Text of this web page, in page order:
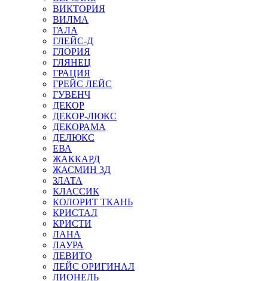
ВИКТОРИЯ
ВИЛМА
ГАЛА
ГЛЕЙС-Д
ГЛОРИЯ
ГЛЯНЕЦ
ГРАЦИЯ
ГРЕЙС ЛЕЙС
ГУВЕНЧ
ДЕКОР
ДЕКОР-ЛЮКС
ДЕКОРАМА
ДЕЛЮКС
ЕВА
ЖАККАРД
ЖАСМИН 3Д
ЗЛАТА
КЛАССИК
КОЛОРИТ ТКАНЬ
КРИСТАЛ
КРИСТИ
ЛАНА
ЛАУРА
ЛЕВИТО
ЛЕЙС ОРИГИНАЛ
ЛИОНЕЛЬ